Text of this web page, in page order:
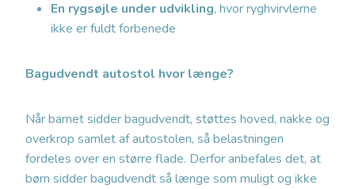
En rygsøjle under udvikling, hvor ryghvirvlerne
ikke er fuldt forbenede
Bagudvendt autostol hvor længe?
Når barnet sidder bagudvendt, støttes hoved, nakke og
overkrop samlet af autostolen, så belastningen
fordeles over en større flade. Derfor anbefales det, at
børn sidder bagudvendt så længe som muligt og ikke